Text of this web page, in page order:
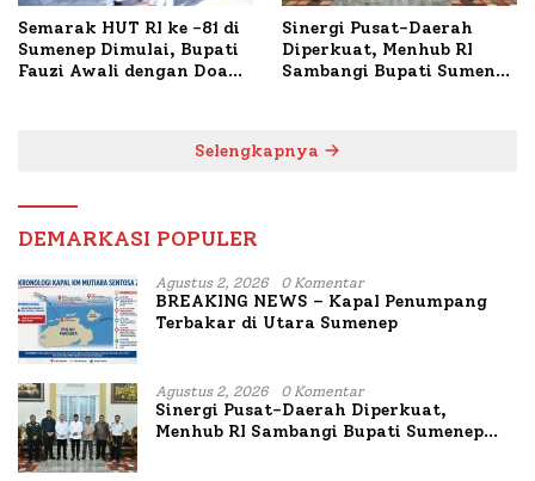
Semarak HUT RI ke -81 di
Sumenep Dimulai, Bupati
Fauzi Awali dengan Doa
Sinergi Pusat-Daerah
Diperkuat, Menhub RI
Sambangi Bupati Sumenep
Selengkapnya
DEMARKASI POPULER
Agustus 2, 2026 0 Komentar
BREAKING NEWS – Kapal Penumpang
Terbakar di Utara Sumenep
Agustus 2, 2026 0 Komentar
Sinergi Pusat-Daerah Diperkuat,
Menhub RI Sambangi Bupati Sumenep